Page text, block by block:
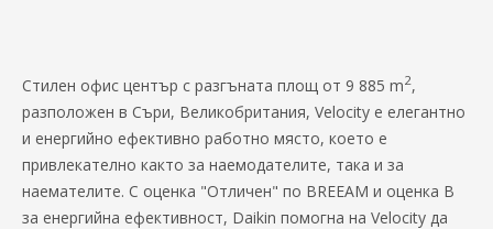
Стилен офис център с разгъната площ от 9 885 m2,
разположен в Съри, Великобритания, Velocity е елегантно
и енергийно ефективно работно място, което е
привлекателно както за наемодателите, така и за
наемателите. С оценка "Отличен" по BREEAM и оценка B
за енергийна ефективност, Daikin помогна на Velocity да